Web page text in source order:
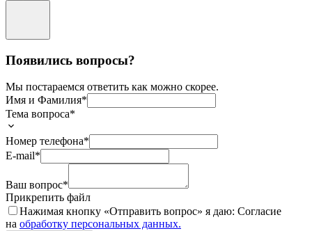
Появились вопросы?
Мы постараемся ответить как можно скорее.
Имя и Фамилия*
Тема вопроса*
Номер телефона*
E-mail*
Ваш вопрос*
Прикрепить файл
Нажимая кнопку «Отправить вопрос» я даю: Согласие
на обработку персональных данных.